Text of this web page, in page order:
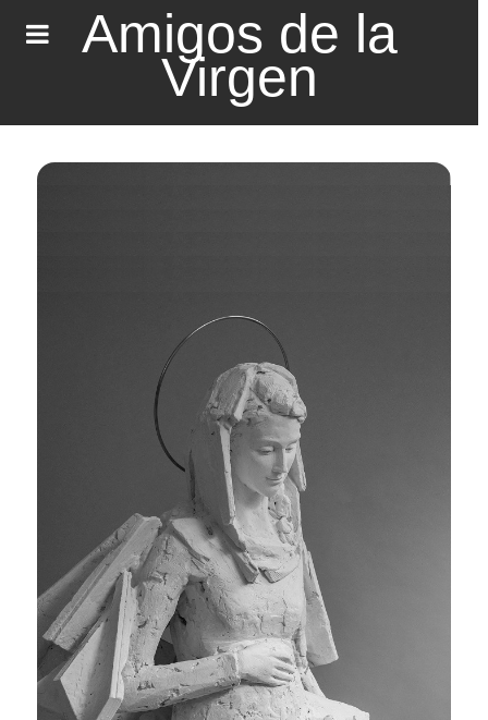
Amigos de la
Virgen